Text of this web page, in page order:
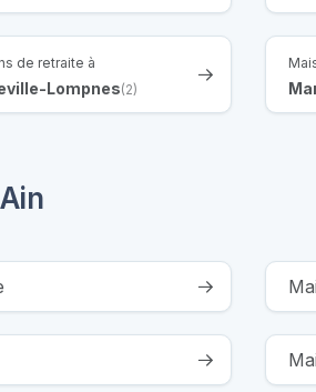
de retraite à
Lompnes(2)